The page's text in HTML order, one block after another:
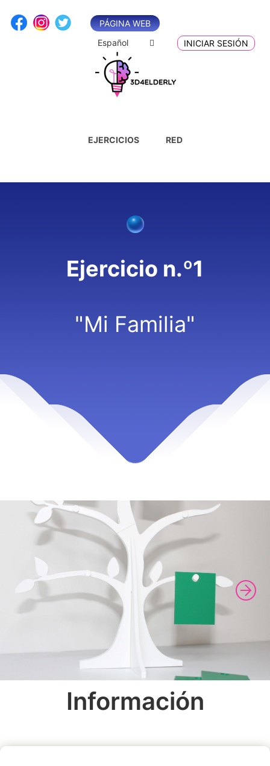
PÁGINA WEB
Español
INICIAR SESIÓN
EJERCICIOS RED
Ejercicio n.º1
"Mi Familia"
Información